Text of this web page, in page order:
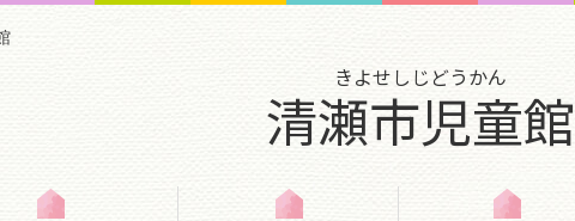
きよせしじどうかん
清瀬市児童館